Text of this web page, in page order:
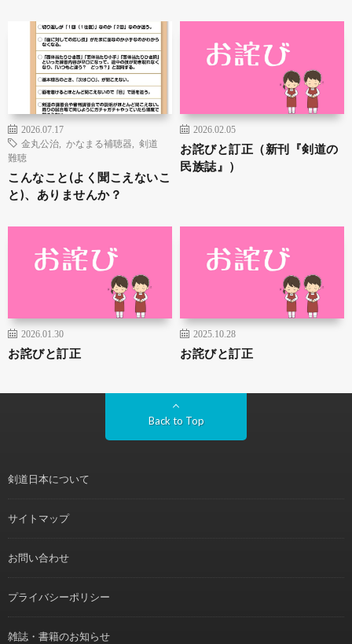
2026.07.17
金丸公治
かなまる補聴器
剣道
難聴
こんなこと(よく聞こえないこ
と)、ありませんか？
2026.02.05
お詫びと訂正（新刊『剣道の
民族誌』）
2026.01.30
お詫びと訂正
2025.10.28
お詫びと訂正
Back to Top
剣道日本について
サイトマップ
お問い合わせ
プライバシーポリシー
雑誌・書籍のお知らせ